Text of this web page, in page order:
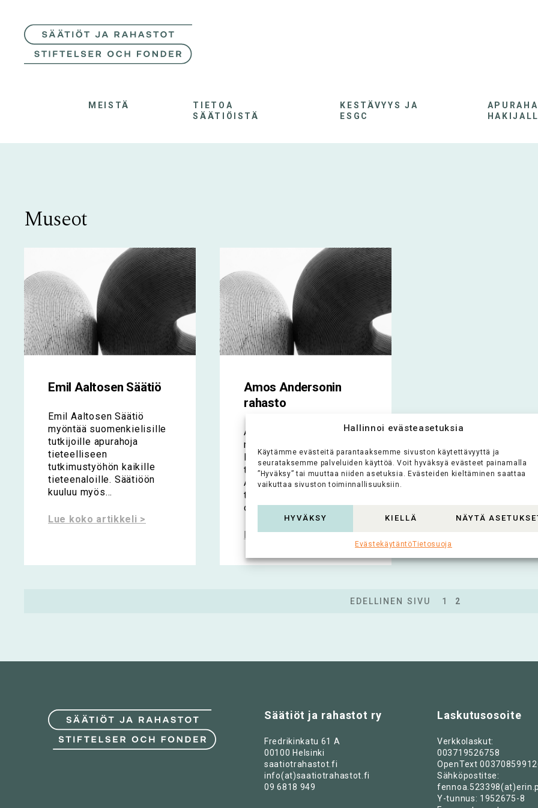
Hallinnoi evästeasetuksia
Käytämme evästeitä parantaaksemme sivuston käytettävyyttä ja
seurataksemme palveluiden käyttöä. Voit hyväksyä evästeet painamalla
”Hyväksy” tai muuttaa niiden asetuksia. Evästeiden kieltäminen saattaa
vaikuttaa sivuston toiminnallisuuksiin.
HYVÄKSY KIELLÄ NÄYTÄ
EvästekäytäntöTietosuoja
MEISTÄ
TIETOA
SÄÄTIÖISTÄ
KESTÄVYYS JA
ESGC
Museot
Emil Aaltosen Säätiö
Emil Aaltosen Säätiö
myöntää suomenkielisille
tutkijoille apurahoja
tieteelliseen
tutkimustyöhön kaikille
tieteenaloille. Säätiöön
kuuluu myös...
Lue koko artikkeli >
Amos Andersonin
rahasto
Amos Andersonin
rahaston (aik.
Konstsamfundet)
tehtävänä on hallita Amos
Andersonin (1878–1961)
testamenttaamaa
omaisuutta ja...
Lue koko artikkeli >
EDELLINEN SIVU 1 2
Säätiöt ja rahastot ry
Fredrikinkatu 61 A
00100 Helsinki
saatiotrahastot.fi
info(at)saatiotrahastot.fi
09 6818 949
Laskutusosoite
Verkkolaskut:
003719526758
OpenText
Sähköpostitse:
Y-tunnus: 1952675-8